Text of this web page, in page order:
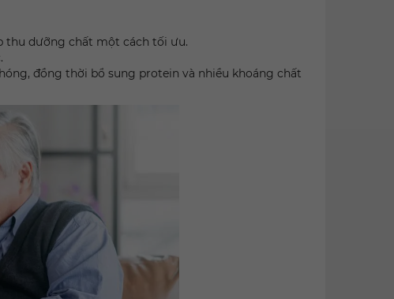
thu dưỡng chất một cách tối ưu.
đồng thời bổ sung protein và nhiều khoáng chất